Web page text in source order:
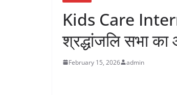
Kids Care
श्रद्धांजलि सभा
February 15, 2026 admin